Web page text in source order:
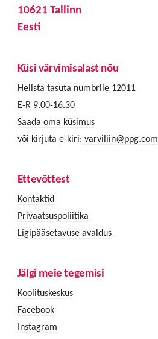
10621 Tallinn
Eesti
Küsi värvimisalast nõu
Helista tasuta numbrile 12011
E-R 9.00-16.30
Saada oma küsimus
või kirjuta e-kiri: varviliin@ppg.com
Ettevõttest
Kontaktid
Privaatsuspoliitika
Ligipääsetavuse avaldus
Jälgi meie tegemisi
Koolituskeskus
Facebook
Instagram